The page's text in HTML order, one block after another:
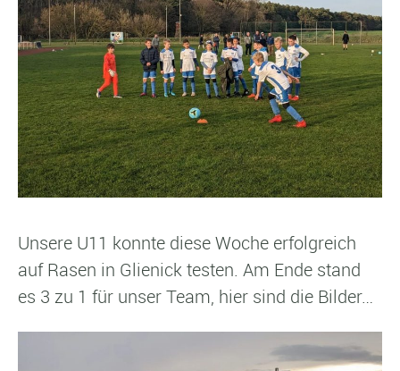
Unsere U11 konnte diese Woche erfolgreich
auf Rasen in Glienick testen. Am Ende stand
es 3 zu 1 für unser Team, hier sind die Bilder…